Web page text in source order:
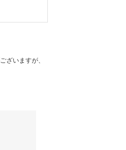
ざいますが、